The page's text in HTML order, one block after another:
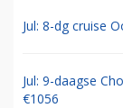
Jul: 8-dg cruise
Jul: 9-daagse
€1056